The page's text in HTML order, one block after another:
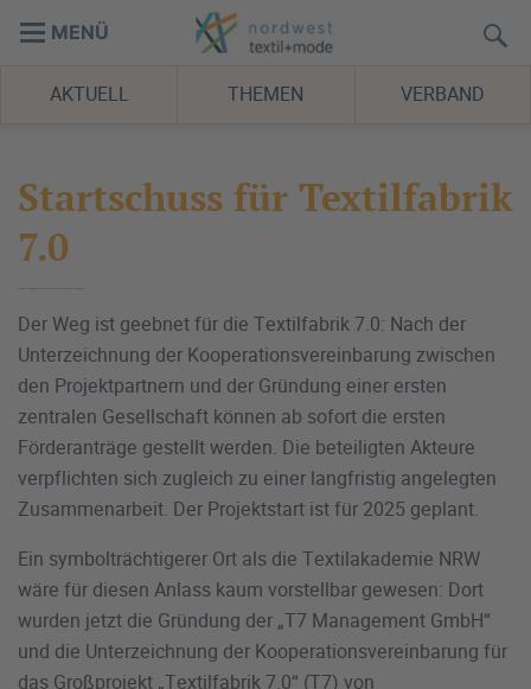
MENÜ
AKTUELL THEMEN VERBAND
Startschuss für Textilfabrik
7.0
Der Weg ist geebnet für die Textilfabrik 7.0: Nach der
Unterzeichnung der Kooperationsvereinbarung zwischen
den Projektpartnern und der Gründung einer ersten
zentralen Gesellschaft können ab sofort die ersten
Förderanträge gestellt werden. Die beteiligten Akteure
verpflichten sich zugleich zu einer langfristig angelegten
Zusammenarbeit. Der Projektstart ist für 2025 geplant.
Ein symbolträchtigerer Ort als die Textilakademie NRW
wäre für diesen Anlass kaum vorstellbar gewesen: Dort
wurden jetzt die Gründung der „T7 Management GmbH“
und die Unterzeichnung der Kooperationsvereinbarung für
das Großprojekt „Textilfabrik 7.0“ (T7) von